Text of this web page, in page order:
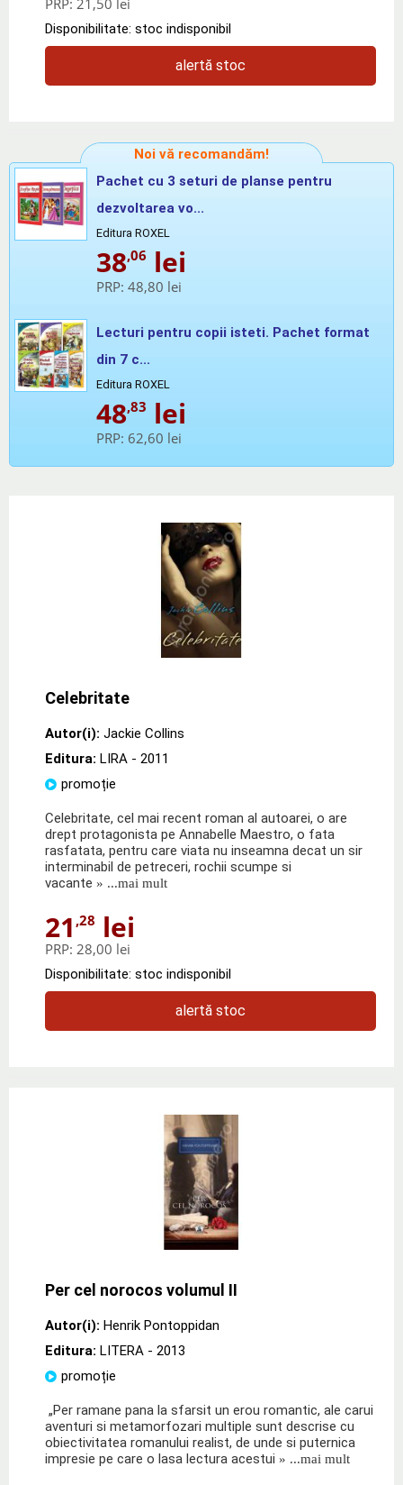
Disponibilitate: stoc indisponibil
alertă stoc
Noi vă recomandăm!
Pachet cu 3 seturi de planse pentru
dezvoltarea vo...
Editura ROXEL
38,06 lei
PRP: 48,80 lei
Lecturi pentru copii isteti. Pachet format
din 7 c...
Editura ROXEL
48,83 lei
PRP: 62,60 lei
Celebritate
Autor(i): Jackie Collins
Editura: LIRA - 2011
promoție
Celebritate, cel mai recent roman al autoarei, o are
drept protagonista pe Annabelle Maestro, o fata
rasfatata, pentru care viata nu inseamna decat un sir
interminabil de petreceri, rochii scumpe si
vacante » ...mai mult
21 ,28 lei
PRP: 28,00 lei
Disponibilitate: stoc indisponibil
alertă stoc
Per cel norocos volumul II
Autor(i): Henrik Pontoppidan
Editura: LITERA - 2013
promoție
„Per ramane pana la sfarsit un erou romantic, ale carui
aventuri si metamorfozari multiple sunt descrise cu
obiectivitatea romanului realist, de unde si puternica
impresie pe care o lasa lectura acestui » ...mai mult